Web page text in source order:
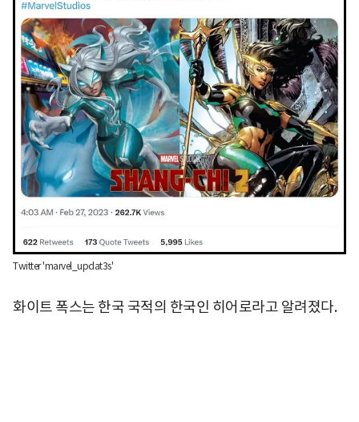
Twitter 'marvel_updat3s'
화이트 폭스는 한국 국적의 한국인 히어로라고 알려졌다.